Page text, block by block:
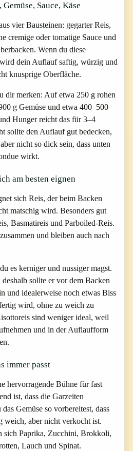
Sauce, Käse
vier Bausteinen: gegarter Reis,
cremige oder tomatige Sauce und
Wenn du diese
dein Auflauf saftig, würzig und
knusprige Oberfläche.
dir merken: Auf etwa 250 g rohen
g Gemüse und etwa 400–500
Hunger reicht das für 3–4
sollte den Auflauf gut bedecken,
nicht so dick sein, dass unten
wirkt.
am besten eignen
sich Reis, der beim Backen
matschig wird. Besonders gut
Basmatireis und Parboiled-Reis.
und bleiben auch nach
es kerniger und nussiger magst.
sollte er vor dem Backen
und idealerweise noch etwas Biss
wird, ohne zu weich zu
sind weniger ideal, weil
und in der Auflaufform
immer passt
hervorragende Bühne für fast
ist, dass die Garzeiten
Gemüse so vorbereitest, dass
weich, aber nicht verkocht ist.
sich Paprika, Zucchini, Brokkoli,
Lauch und Spinat.